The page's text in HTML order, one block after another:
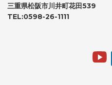
三重県松阪市川井町花田539
TEL:0598-26-1111